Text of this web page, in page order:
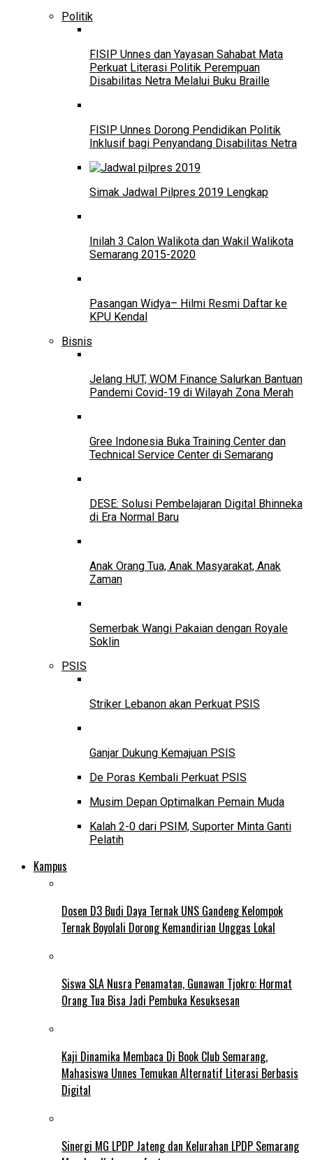
Politik
FISIP Unnes dan Yayasan Sahabat Mata
Perkuat Literasi Politik Perempuan
Disabilitas Netra Melalui Buku Braille
FISIP Unnes Dorong Pendidikan Politik
Inklusif bagi Penyandang Disabilitas Netra
Simak Jadwal Pilpres 2019 Lengkap
Inilah 3 Calon Walikota dan Wakil Walikota
Semarang 2015-2020
Pasangan Widya– Hilmi Resmi Daftar ke
KPU Kendal
Bisnis
Jelang HUT, WOM Finance Salurkan Bantuan
Pandemi Covid-19 di Wilayah Zona Merah
Gree Indonesia Buka Training Center dan
Technical Service Center di Semarang
DESE: Solusi Pembelajaran Digital Bhinneka
di Era Normal Baru
Anak Orang Tua, Anak Masyarakat, Anak
Zaman
Semerbak Wangi Pakaian dengan Royale
Soklin
PSIS
Striker Lebanon akan Perkuat PSIS
Ganjar Dukung Kemajuan PSIS
De Poras Kembali Perkuat PSIS
Musim Depan Optimalkan Pemain Muda
Kalah 2-0 dari PSIM, Suporter Minta Ganti
Pelatih
Kampus
Dosen D3 Budi Daya Ternak UNS Gandeng Kelompok
Ternak Boyolali Dorong Kemandirian Unggas Lokal
Siswa SLA Nusra Penamatan, Gunawan Tjokro: Hormat
Orang Tua Bisa Jadi Pembuka Kesuksesan
Kaji Dinamika Membaca Di Book Club Semarang,
Mahasiswa Unnes Temukan Alternatif Literasi Berbasis
Digital
Sinergi MG LPDP Jateng dan Kelurahan LPDP Semarang